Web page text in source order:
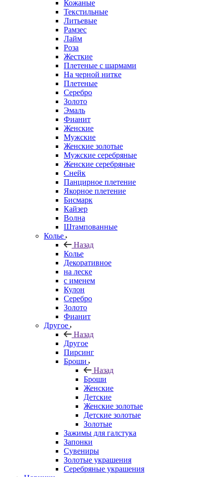
Кожаные
Текстильные
Литьевые
Рамзес
Лайм
Роза
Жесткие
Плетеные с шармами
На черной нитке
Плетеные
Серебро
Золото
Эмаль
Фианит
Женские
Мужские
Женские золотые
Мужские серебряные
Женские серебряные
Снейк
Панцирное плетение
Якорное плетение
Бисмарк
Кайзер
Волна
Штампованные
Колье
Назад
Колье
Декоративное
на леске
с именем
Кулон
Серебро
Золото
Фианит
Другое
Назад
Другое
Пирсинг
Броши
Назад
Броши
Женские
Детские
Женские золотые
Детские золотые
Золотые
Зажимы для галстука
Запонки
Сувениры
Золотые украшения
Серебряные украшения